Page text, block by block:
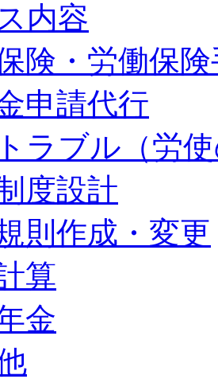
内容
険・労働保
申請代行
ラブル（労
度設計
則作成・変更
算
金